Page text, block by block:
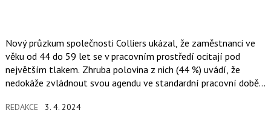
Nový průzkum společnosti Colliers ukázal, že zaměstnanci ve
věku od 44 do 59 let se v pracovním prostředí ocitají pod
největším tlakem. Zhruba polovina z nich (44 %) uvádí, že
nedokáže zvládnout svou agendu ve standardní pracovní době,
REDAKCE 3. 4. 2024